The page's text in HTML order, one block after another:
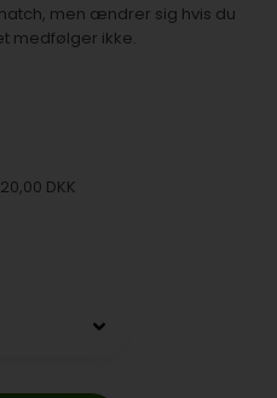
men ændrer sig hvis du
medfølger ikke.
DKK